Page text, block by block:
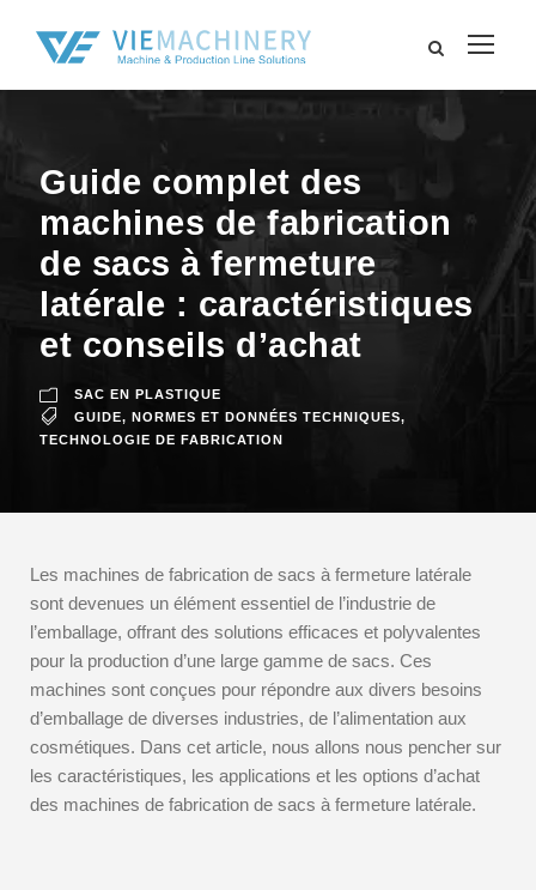
Guide complet des
machines de fabrication
de sacs à fermeture
latérale : caractéristiques
et conseils d’achat
SAC EN PLASTIQUE
GUIDE, NORMES ET DONNÉES TECHNIQUES,
TECHNOLOGIE DE FABRICATION
Les machines de fabrication de sacs à fermeture latérale
sont devenues un élément essentiel de l’industrie de
l’emballage, offrant des solutions efficaces et polyvalentes
pour la production d’une large gamme de sacs. Ces
machines sont conçues pour répondre aux divers besoins
d’emballage de diverses industries, de l’alimentation aux
cosmétiques. Dans cet article, nous allons nous pencher sur
les caractéristiques, les applications et les options d’achat
des machines de fabrication de sacs à fermeture latérale.